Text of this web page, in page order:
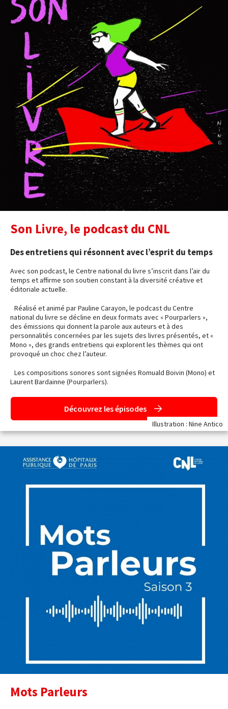
Son Livre, le podcast du CNL
Des entretiens qui résonnent avec l’esprit du temps
Avec son podcast, le Centre national du livre s’inscrit dans l’air du
temps et affirme son soutien constant à la diversité créative et
éditoriale actuelle.
Réalisé et animé par Pauline Carayon, le podcast du Centre
national du livre se décline en deux formats avec « Pourparlers »,
des émissions qui donnent la parole aux auteurs et à des
personnalités concernées par les sujets des livres présentés, et «
Mono », des grands entretiens qui explorent les thèmes qui ont
provoqué un choc chez l’auteur.
Les compositions sonores sont signées Romuald Boivin (Mono) et
Laurent Bardainne (Pourparlers).
Découvrez les épisodes
Illustration : Nine Antico
Mots Parleurs